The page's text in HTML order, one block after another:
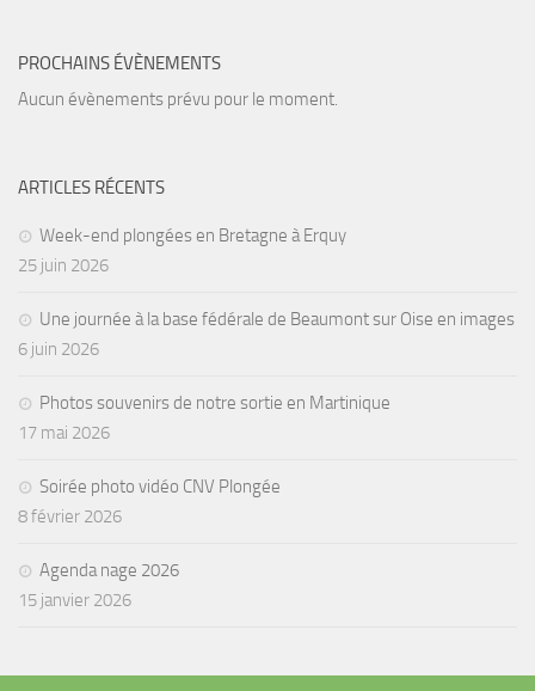
Formations
AUDIOVISUEL
Vidéo
Peinture
NAGE
NAP / NEV
Agenda
Les Palmes du Lac
PROCHAINS ÉVÈNEMENTS
Aucun évènements prévu pour le moment.
ARTICLES RÉCENTS
Week-end plongées en Bretagne à Erquy
25 juin 2026
Une journée à la base fédérale de Beaumont sur Oise en images
6 juin 2026
Photos souvenirs de notre sortie en Martinique
17 mai 2026
Soirée photo vidéo CNV Plongée
8 février 2026
Agenda nage 2026
15 janvier 2026